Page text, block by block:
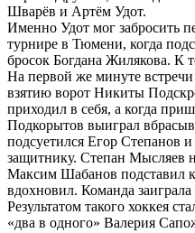
Шварёв и Артём Удот.
Именно Удот мог забросить
турнире в Тюмени, когда
бросок Богдана Жилякова. К
На первой же минуте
взятию ворот Никиты
приходил в себя, а когда
Подкорытов выиграл
подсуетился Егор Степанов
защитнику. Степан Мысляев
Максим Шабанов подставил
вдохновил. Команда
Результатом такого хоккея
«два в одного» Валерия